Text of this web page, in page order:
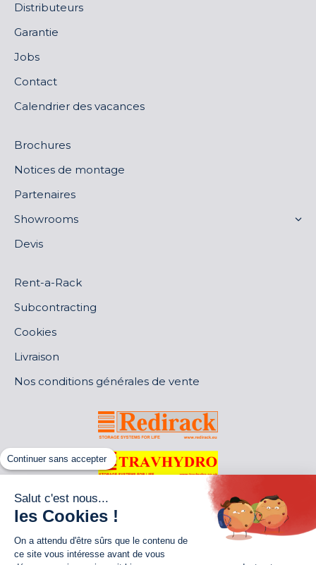
Distributeurs
Garantie
Jobs
Contact
Calendrier des vacances
Brochures
Notices de montage
Partenaires
Showrooms
Devis
Rent-a-Rack
Subcontracting
Cookies
Livraison
Nos conditions générales de vente
Continuer sans accepter
Salut c'est nous...
les Cookies !
On a attendu d'être sûrs que le contenu de
ce site vous intéresse avant de vous